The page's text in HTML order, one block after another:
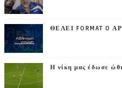
ΘΕΛΕΙ FORMAT O
Η νίκη μας έδωσε